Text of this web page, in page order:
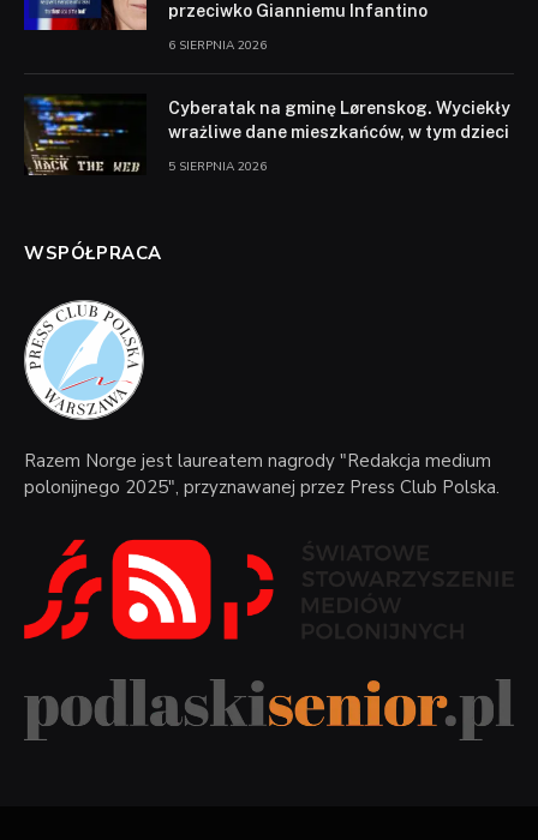
przeciwko Gianniemu Infantino
6 SIERPNIA 2026
Cyberatak na gminę Lørenskog. Wyciekły
wrażliwe dane mieszkańców, w tym dzieci
5 SIERPNIA 2026
WSPÓŁPRACA
Razem Norge jest laureatem nagrody "Redakcja medium
polonijnego 2025", przyznawanej przez Press Club Polska.